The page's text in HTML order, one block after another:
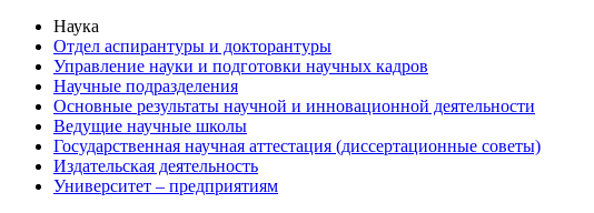
Наука
Отдел аспирантуры и докторантуры
Управление науки и подготовки научных кадров
Научные подразделения
Основные результаты научной и инновационной деятельности
Ведущие научные школы
Государственная научная аттестация (диссертационные советы)
Издательская деятельность
Университет – предприятиям